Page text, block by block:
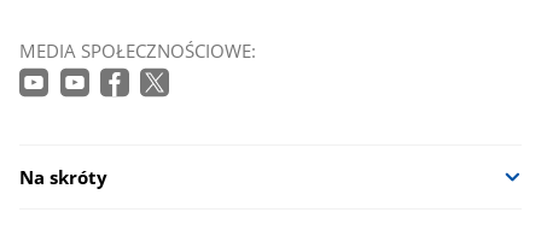
MEDIA SPOŁECZNOŚCIOWE:
Na skróty